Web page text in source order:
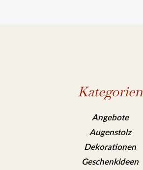
Kategorien
Angebote
Augenstolz
Dekorationen
Geschenkideen